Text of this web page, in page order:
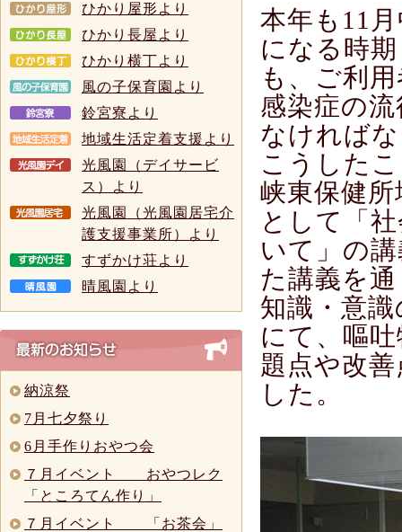
ひかり屋形より
ひかり長屋より
ひかり横丁より
風の子保育園より
鈴宮寮より
地域生活定着支援より
光風園（デイサービ
ス）より
光風園（光風園居宅介
護支援事業所）より
すずかけ荘より
晴風園より
納涼祭
7月七夕祭り
6月手作りおやつ会
７月イベント おやつレク
「ところてん作り」
７月イベント 「お茶会」
本年も11
になる時
も、ご利
感染症の
なければ
こうした
峡東保健
として「
いて」の
た講義を
知識・意
にて、嘔
題点や改
した。